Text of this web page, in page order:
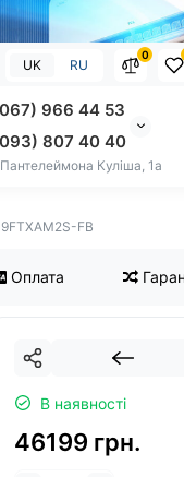
0
UK RU
966 44 53
807 40 40
Куліша, 1а
FB
Оплата
В наявності
46199 грн.